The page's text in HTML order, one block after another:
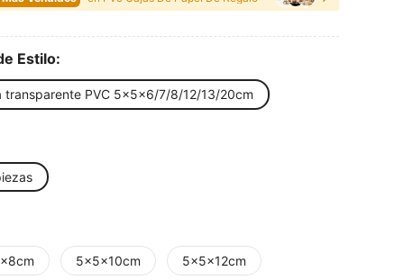
Estilo:
transparente PVC 5x5x6/7/8/12/13/20cm
5x5x10cm 5x5x12cm